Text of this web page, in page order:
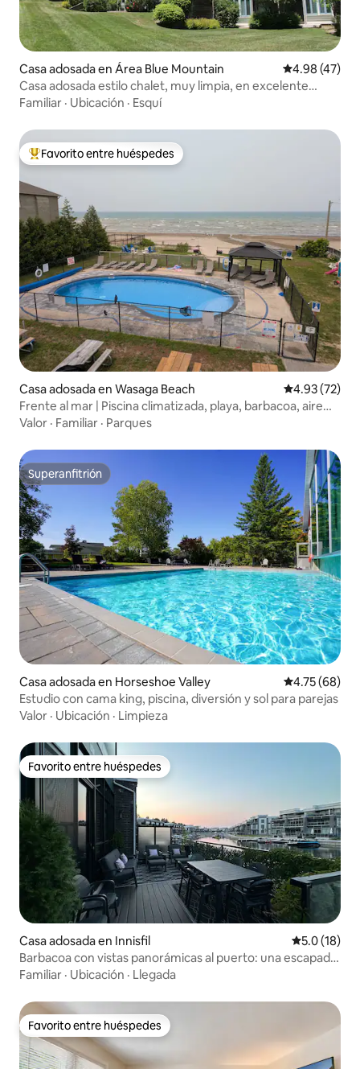
Casa adosada en Área Blue Mountain Calificación
4.98 (47)
Casa adosada estilo chalet, muy limpia, en excelente
estado
Familiar · Ubicación · Esquí
De los mejores en Favorito entre huéspedes
Favorito entre huéspedes
Casa adosada en Wasaga Beach Calificación
4.93 (72)
Frente al mar | Piscina climatizada, playa, barbacoa, aire
acondicionado
Valor · Familiar · Parques
Superanfitrión
Superanfitrión
Casa adosada en Horseshoe Valley Calificación
4.75 (68)
Estudio con cama king, piscina, diversión y sol para parejas
Valor · Ubicación · Limpieza
Favorito entre huéspedes
Favorito entre huéspedes
Casa adosada en Innisfil Calificación
5.0 (18)
Barbacoa con vistas panorámicas al puerto: una escapada
tranquila
Familiar · Ubicación · Llegada
Favorito entre huéspedes
Favorito entre huéspedes